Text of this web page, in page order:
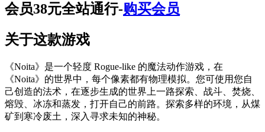
会员38元全站通行-购买会员
关于这款游戏
《Noita》是一个轻度 Rogue-like 的魔法动作游戏，在
《Noita》的世界中，每个像素都有物理模拟。您可使用您自
己创造的法术，在逐步生成的世界上一路探索、战斗、焚烧、
熔毁、冰冻和蒸发，打开自己的前路。探索多样的环境，从煤
矿到寒冷废土，深入寻求未知的神秘。